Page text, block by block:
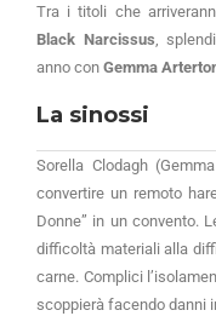
Tra i titoli che
Black Narcissus ,
anno con Gemma
La sinossi
Sorella Clodagh
convertire un remoto
Donne” in un convento.
difficoltà materiali alla
carne. Complici
scoppierà facendo danni